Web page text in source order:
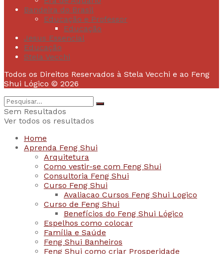
Bandeira do Brasil
Educação e Professor
Educação
Jesus Essencial
Educação
Stela Vecchi
Todos os Direitos Reservados à Stela Vecchi e ao Feng
Shui Lógico © 2026
Sem Resultados
Ver todos os resultados
Home
Aprenda Feng Shui
Arquitetura
Como vestir-se com Feng Shui
Consultoria Feng Shui
Curso Feng Shui
Avaliacao Cursos Feng Shui Logico
Curso de Feng Shui
Benefícios do Feng Shui Lógico
Espelhos como colocar
Família e Saúde
Feng Shui Banheiros
Feng Shui como criar Prosperidade